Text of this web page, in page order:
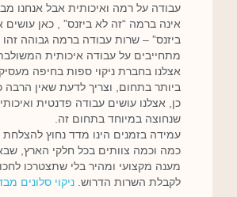
עבודה על רמה ואיכותית אבל אנחנו
אינה ברמה “זה לא ביזנס” , כאן עושים
ביזנס” – שרות עבודה ברמה גבוהה
מתחייבים על עבודה איכותית
אצלנו בחברת ניקוי ספות בחיפה
ביותר בתחום, וצריך לדעת שאין
כן, אצלנו עושים עבודה פדנטית
שנחוצה במיוחד בתחום זה.
עמידה בזמנים הינו מדד נחוץ
כמה וכמה צוותים בכל חלקי הארץ,
מענה מקצועי ומהיר בלי שתצטרכו
לקבלת השרות הדרוש. ניקוי סלונים